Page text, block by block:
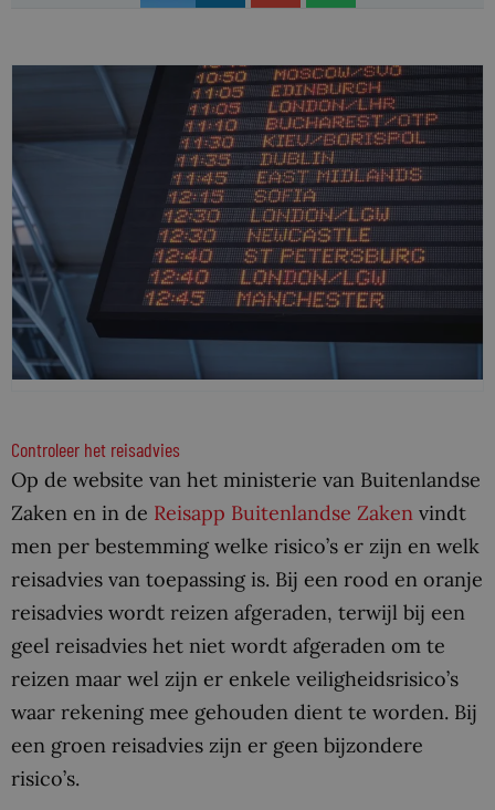
Controleer het reisadvies
Op de website van het ministerie van Buitenlandse
Zaken en in de Reisapp Buitenlandse Zaken vindt
men per bestemming welke risico’s er zijn en welk
reisadvies van toepassing is. Bij een rood en oranje
reisadvies wordt reizen afgeraden, terwijl bij een
geel reisadvies het niet wordt afgeraden om te
reizen maar wel zijn er enkele veiligheidsrisico’s
waar rekening mee gehouden dient te worden. Bij
een groen reisadvies zijn er geen bijzondere
risico’s.